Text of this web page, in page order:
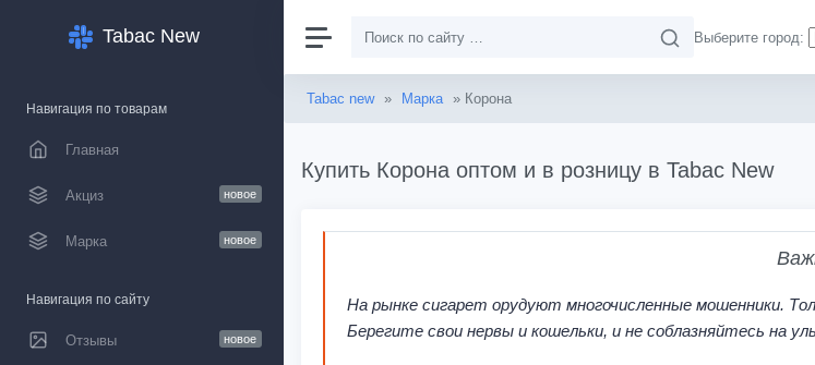
Tabac New
Навигация по товарам
Главная
Акциз новое
Марка новое
Навигация по сайту
Отзывы новое
Выберите город:
Tabac new » Марка » Корона
Купить Корона оптом и в розницу в Tabac New
На рынке сигарет орудуют многочисленные мошенники.
Берегите свои нервы и кошельки, и не соблазняйтесь на